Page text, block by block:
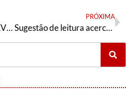
Declaración final del XXVI Encuentro del FSP
PRÓXIMA
Sugestão de leitura acerca de Cantalice